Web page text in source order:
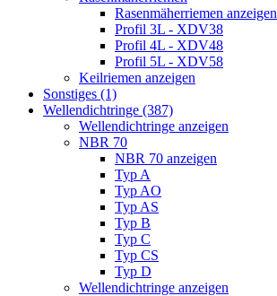
Rasenmäherriemen anzeigen
Profil 3L - XDV38
Profil 4L - XDV48
Profil 5L - XDV58
Keilriemen anzeigen
Sonstiges (1)
Wellendichtringe (387)
Wellendichtringe anzeigen
NBR 70
NBR 70 anzeigen
Typ A
Typ AO
Typ AS
Typ B
Typ C
Typ CS
Typ D
Wellendichtringe anzeigen